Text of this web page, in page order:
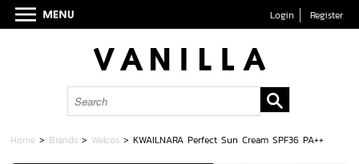
Login Register
Home > Brands > Welcos >KWAILNARA Perfect Sun Cream SPF36 PA++